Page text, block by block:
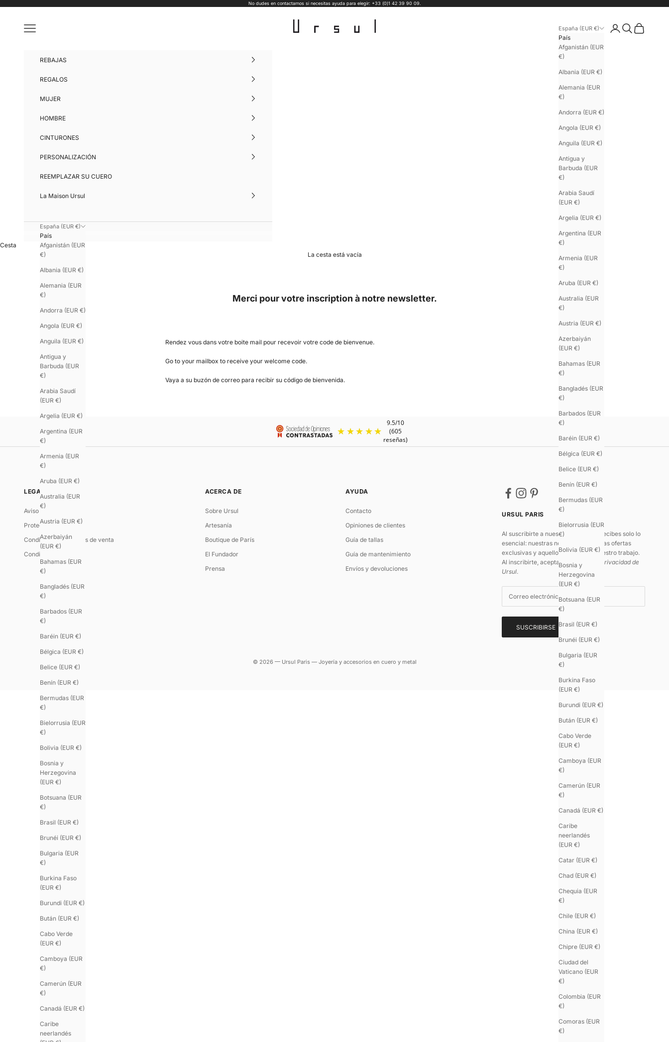
No dudes en contactarnos si necesitas ayuda para elegir: +33 (0)1 42 39 90 09.
Ursul Paris
Menú
España (EUR €)
País
Afganistán (EUR
€)
Albania (EUR €)
Alemania (EUR
€)
Andorra (EUR €)
Angola (EUR €)
Anguila (EUR €)
Antigua y
Barbuda (EUR
€)
Arabia Saudí
(EUR €)
Argelia (EUR €)
Argentina (EUR
€)
Armenia (EUR
€)
Aruba (EUR €)
Australia (EUR
€)
Austria (EUR €)
Azerbaiyán
(EUR €)
Bahamas (EUR
€)
Bangladés (EUR
€)
Barbados (EUR
€)
Baréin (EUR €)
Bélgica (EUR €)
Belice (EUR €)
Benín (EUR €)
Bermudas (EUR
€)
Bielorrusia (EUR
€)
Bolivia (EUR €)
Bosnia y
Herzegovina
(EUR €)
Botsuana (EUR
€)
Brasil (EUR €)
Brunéi (EUR €)
Bulgaria (EUR
€)
Burkina Faso
(EUR €)
Burundi (EUR €)
Bután (EUR €)
Cabo Verde
(EUR €)
Camboya (EUR
€)
Camerún (EUR
€)
Canadá (EUR €)
Caribe
neerlandés
(EUR €)
Catar (EUR €)
Chad (EUR €)
Chequia (EUR
€)
Chile (EUR €)
China (EUR €)
Chipre (EUR €)
Ciudad del
Vaticano (EUR
€)
Colombia (EUR
€)
Comoras (EUR
€)
Iniciar sesión
BuscarCesta
REBAJAS
REGALOS
MUJER
HOMBRE
CINTURONES
PERSONALIZACIÓN
REEMPLAZAR SU CUERO
La Maison Ursul
España (EUR €)
País
Afganistán (EUR
€)
Albania (EUR €)
Alemania (EUR
€)
Andorra (EUR €)
Angola (EUR €)
Anguila (EUR €)
Antigua y
Barbuda (EUR
€)
Arabia Saudí
(EUR €)
Argelia (EUR €)
Argentina (EUR
€)
Armenia (EUR
€)
Aruba (EUR €)
Australia (EUR
€)
Austria (EUR €)
Azerbaiyán
(EUR €)
Bahamas (EUR
€)
Bangladés (EUR
€)
Barbados (EUR
€)
Baréin (EUR €)
Bélgica (EUR €)
Belice (EUR €)
Benín (EUR €)
Bermudas (EUR
€)
Bielorrusia (EUR
€)
Bolivia (EUR €)
Bosnia y
Herzegovina
(EUR €)
Botsuana (EUR
€)
Brasil (EUR €)
Brunéi (EUR €)
Bulgaria (EUR
€)
Burkina Faso
(EUR €)
Burundi (EUR €)
Bután (EUR €)
Cabo Verde
(EUR €)
Camboya (EUR
€)
Camerún (EUR
€)
Canadá (EUR €)
Caribe
neerlandés
Cesta
La cesta está vacía
Merci pour votre inscription à notre newsletter.
Rendez vous dans votre boite mail pour recevoir votre code de bienvenue.
Go to your mailbox to receive your welcome code.
Vaya a su buzón de correo para recibir su código de bienvenida.
LEGAL
Aviso legal
Protección de datos
Condiciones generales de venta
Condiciones de uso
ACERCA DE
Sobre Ursul
Artesanía
Boutique de París
El Fundador
Prensa
AYUDA
Contacto
Opiniones de clientes
Guía de tallas
Guía de mantenimiento
Envíos y devoluciones
URSUL PARIS
Al suscribirte a nuestra newsletter, recibes solo lo
esencial: nuestras novedades, algunas ofertas
exclusivas y aquello que impulsa nuestro trabajo.
Al inscribirte, aceptas
la política de privacidad de
Ursul.
SUSCRIBIRSE
© 2026 — Ursul Paris — Joyería y accesorios en cuero y metal